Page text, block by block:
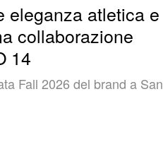
eleganza atletica e
collaborazione
14
Fall 2026 del brand a San